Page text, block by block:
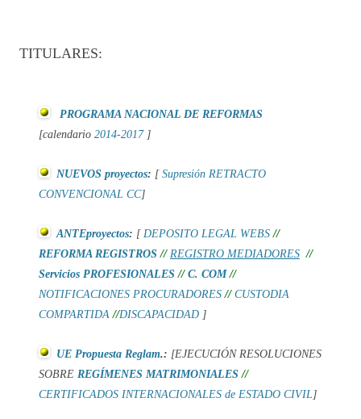
TITULARES:
PROGRAMA NACIONAL DE REFORMAS
[calendario 2014-2017 ]
NUEVOS proyectos: [ Supresión RETRACTO
CONVENCIONAL CC]
ANTEproyectos: [ DEPOSITO LEGAL WEBS //
REFORMA REGISTROS // REGISTRO MEDIADORES //
Servicios PROFESIONALES // C. COM//
NOTIFICACIONES PROCURADORES // CUSTODIA
COMPARTIDA //DISCAPACIDAD ]
UE Propuesta Reglam.: [EJECUCIÓN RESOLUCIONES
SOBRE REGÍMENES MATRIMONIALES //
CERTIFICADOS INTERNACIONALES de ESTADO CIVIL ]